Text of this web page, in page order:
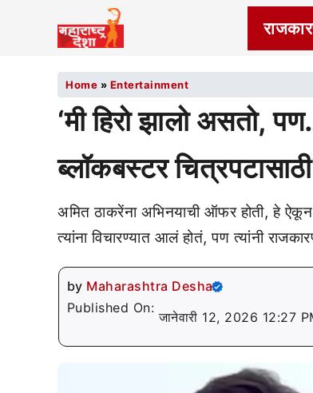
Home » Entertainment
‘मी हिरो झालो असतो,
ब्लॉकबस्टर
अमित ठाकरेंना अभिनयाची ऑफर होती, हे ऐकून
त्यांना विचारण्यात आलं होतं, पण त्यांनी
by Maharashtra Desha
Published On:
जानेवारी 12, 2026 12:27